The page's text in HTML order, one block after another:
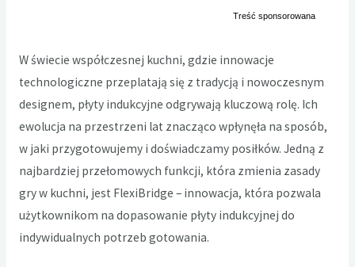
W świecie współczesnej kuchni, gdzie innowacje
technologiczne przeplatają się z tradycją i nowoczesnym
designem, płyty indukcyjne odgrywają kluczową rolę. Ich
ewolucja na przestrzeni lat znacząco wpłynęła na sposób,
w jaki przygotowujemy i doświadczamy posiłków. Jedną z
najbardziej przełomowych funkcji, która zmienia zasady
gry w kuchni, jest FlexiBridge – innowacja, która pozwala
użytkownikom na dopasowanie płyty indukcyjnej do
indywidualnych potrzeb gotowania.